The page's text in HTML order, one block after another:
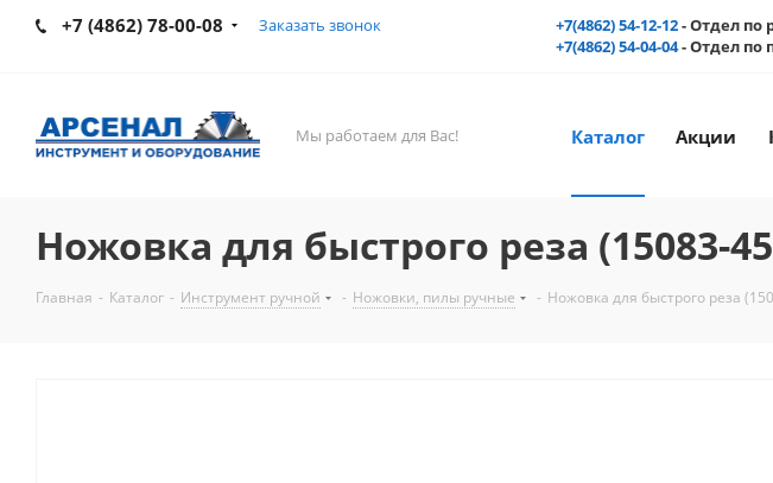
+7 (4862) 78-00-08 Заказать звонок +7(4862) 54-12-12- Отдел по
+7(4862) 54-04-04- Отдел по
Мы работаем для Вас! Каталог Акции
Ножовка для быстрого реза (15083-
Главная - Каталог - Инструмент ручной - Ножовки, пилы ручные - Ножовка для быстрого реза